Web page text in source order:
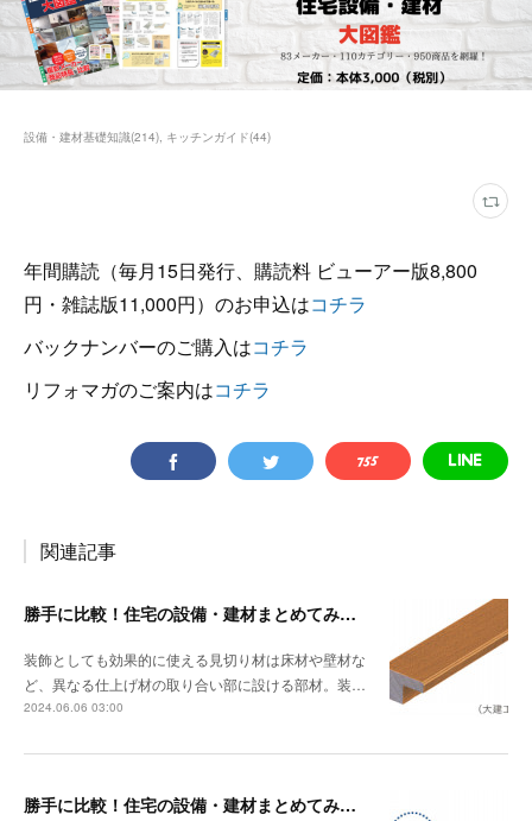
設備・建材基礎知識(214) キッチンガイド(44)
年間購読（毎月15日発行、購読料 ビューアー版8,800
円・雑誌版11,000円）のお申込はコチラ
バックナンバーのご購入はコチラ
リフォマガのご案内はコチラ
関連記事
勝手に比較！住宅の設備・建材まとめてみました！～見切り材編
装飾としても効果的に使える見切り材は床材や壁材な
ど、異なる仕上げ材の取り合い部に設ける部材。装…
2024.06.06 03:00
勝手に比較！住宅の設備・建材まとめてみました！～キッチン天板の素材編